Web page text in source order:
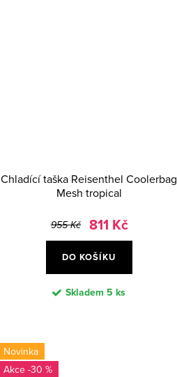
Chladící taška Reisenthel Coolerbag
Mesh tropical
955 Kč 811 Kč
DO KOŠÍKU
Skladem5 ks
Novinka
-30 %